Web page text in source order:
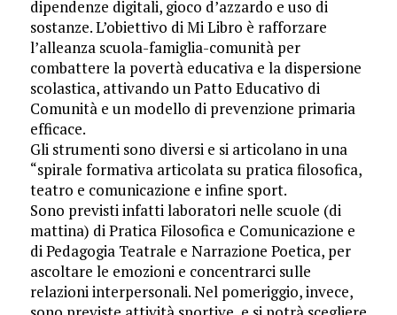
dipendenze digitali, gioco d’azzardo e uso di
sostanze. L’obiettivo di Mi Libro è rafforzare
l’alleanza scuola-famiglia-comunità per
combattere la povertà educativa e la dispersione
scolastica, attivando un Patto Educativo di
Comunità e un modello di prevenzione primaria
efficace.
Gli strumenti sono diversi e si articolano in una
“spirale formativa articolata su pratica filosofica,
teatro e comunicazione e infine sport.
Sono previsti infatti laboratori nelle scuole (di
mattina) di Pratica Filosofica e Comunicazione e
di Pedagogia Teatrale e Narrazione Poetica, per
ascoltare le emozioni e concentrarci sulle
relazioni interpersonali. Nel pomeriggio, invece,